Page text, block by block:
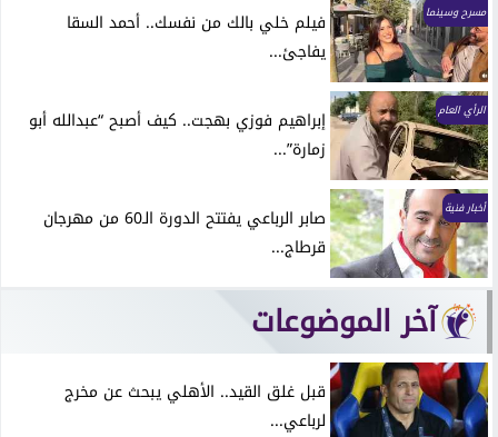
مسرح وسينما
فيلم خلي بالك من نفسك.. أحمد السقا
يفاجئ...
الرأي العام
إبراهيم فوزي بهجت.. كيف أصبح “عبدالله أبو
زمارة”...
أخبار فنية
صابر الرباعي يفتتح الدورة الـ60 من مهرجان
قرطاج...
آخر الموضوعات
قبل غلق القيد.. الأهلي يبحث عن مخرج
لرباعي...